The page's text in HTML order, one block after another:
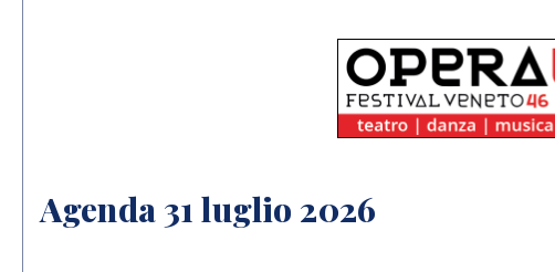
Agenda 31 luglio 2026